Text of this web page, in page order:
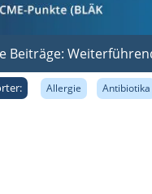
Beiträge:
Allergie Antibiotika